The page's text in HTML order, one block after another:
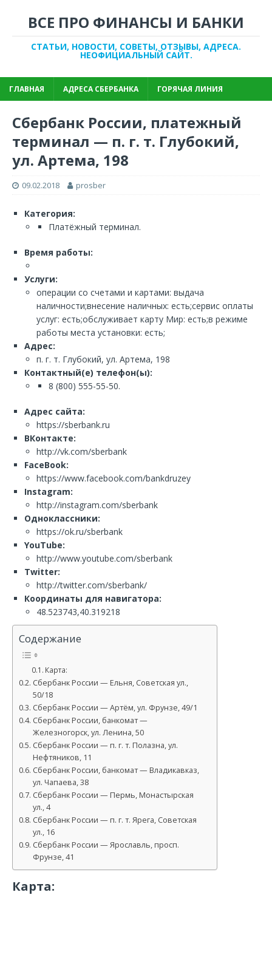
ВСЕ ПРО ФИНАНСЫ И БАНКИ
СТАТЬИ, НОВОСТИ, СОВЕТЫ, ОТЗЫВЫ, АДРЕСА.
НЕОФИЦИАЛЬНЫЙ САЙТ.
ГЛАВНАЯ АДРЕСА СБЕРБАНКА ГОРЯЧАЯ ЛИНИЯ
Сбербанк России, платежный
терминал — п. г. т. Глубокий,
ул. Артема, 198
09.02.2018 prosber
Категория:
Платёжный терминал.
Время работы:
Услуги:
операции со счетами и картами: выдача
наличности;внесение наличных: есть;сервис оплаты
услуг: есть;обслуживает карту Мир: есть;в режиме
работы места установки: есть;
Адрес:
п. г. т. Глубокий, ул. Артема, 198
Контактный(е) телефон(ы):
8 (800) 555-55-50.
Адрес сайта:
https://sberbank.ru
ВКонтакте:
http://vk.com/sberbank
FaceBook:
https://www.facebook.com/bankdruzey
Instagram:
http://instagram.com/sberbank
Одноклассники:
https://ok.ru/sberbank
YouTube:
http://www.youtube.com/sberbank
Twitter:
http://twitter.com/sberbank/
Координаты для навигатора:
48.523743,40.319218
Содержание
Карта:
Сбербанк России — Ельня, Советская ул.,
50/18
Сбербанк России — Артём, ул. Фрунзе, 49/1
Сбербанк России, банкомат —
Железногорск, ул. Ленина, 50
Сбербанк России — п. г. т. Полазна, ул.
Нефтяников, 11
Сбербанк России, банкомат — Владикавказ,
ул. Чапаева, 38
Сбербанк России — Пермь, Монастырская
ул., 4
Сбербанк России — п. г. т. Ярега, Советская
ул., 16
Сбербанк России — Ярославль, просп.
Фрунзе, 41
Карта: